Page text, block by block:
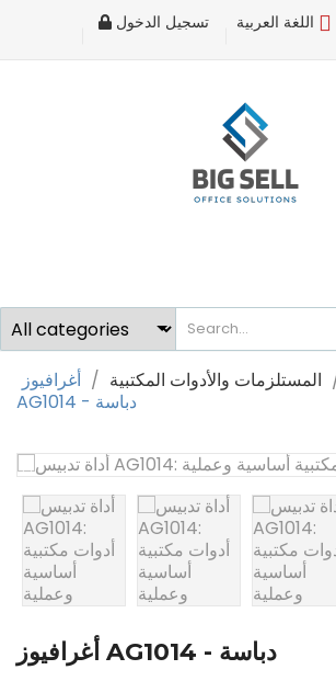
تسجيل الدخول اللغة العربية
المستلزمات والأدوات المكتبية
أغرافيوز
AG1014 - دباسة
أغرافيوز AG1014 - دباسة
Sign in
You need to be logged in to save